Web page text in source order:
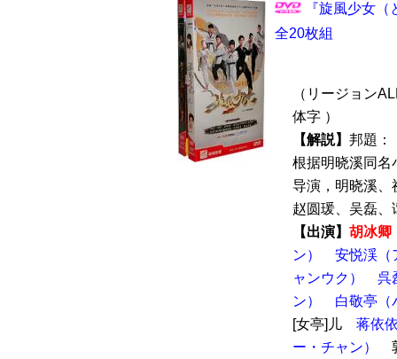
『旋風少女
全20枚組
（リージョン
体字 ）
【解説】 邦題：
根据明晓溪同名
导演，明晓溪、
赵圆瑗、吴磊、
【出演】 胡冰卿
ン）
安悦渓（
ャンウク）
呉
ン）
白敬亭（
[女亭]儿 蒋依
ー・チャン）